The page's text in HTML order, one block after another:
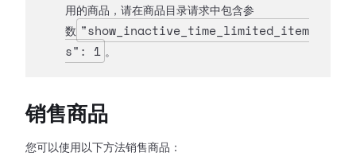
用的商品，请在商品目录请求中包含参
数 "show_inactive_time_limited_item
s": 1 。
销售商品
您可以使用以下方法销售商品：